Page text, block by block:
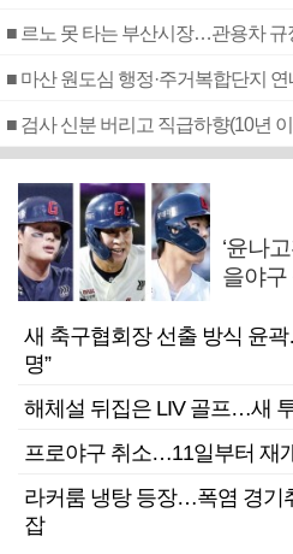
■ 르노 못 타는 부산시장…관용차 규
■ 마산 원도심 행정·주거복합단지
‘윤나
을야구
새 축구협회장 선출 방식 윤
명”
해체설 뒤집은 LIV 골프…새
프로야구 취소…11일부터 재
라커룸 냉탕 등장…폭염 경기
잡